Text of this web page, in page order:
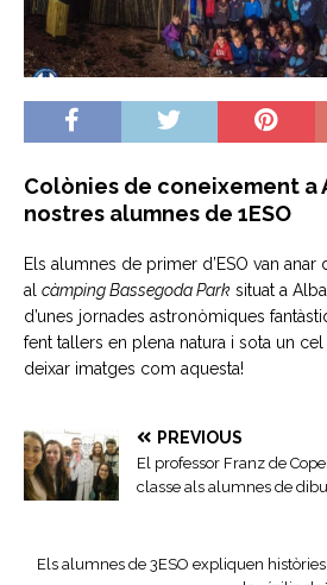
Colònies de coneixement a
nostres alumnes de 1ESO
Els alumnes de primer d’ESO van anar
al càmpingBassegoda Park situat a
d’unes jornades astronòmiques
fent tallers en plena natura i sota un
deixar imatges com aquesta!
PREVIOUS
El professor Franz de
classe als alumnes de
Els alumnes de 3ESO expliquen